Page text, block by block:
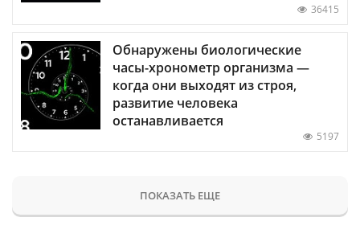
36415
Обнаружены биологические
часы-хронометр организма —
когда они выходят из строя,
развитие человека
останавливается
5197
ПОКАЗАТЬ ЕЩЕ